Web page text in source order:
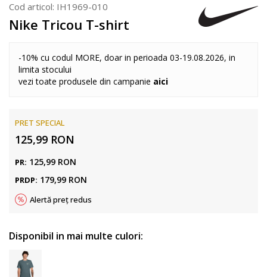
Cod articol: IH1969-010
Nike Tricou T-shirt
-10% cu codul MORE, doar in perioada 03-19.08.2026, in
limita stocului
vezi toate produsele din campanie aici
PRET SPECIAL
125,99 RON
PR: 125,99 RON
PRDP: 179,99 RON
Alertă preț redus
Disponibil in mai multe culori: